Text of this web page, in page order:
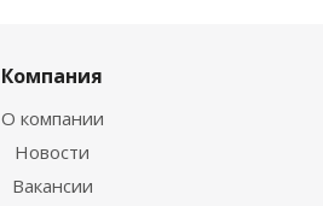
Компания
О компании
Новости
Вакансии